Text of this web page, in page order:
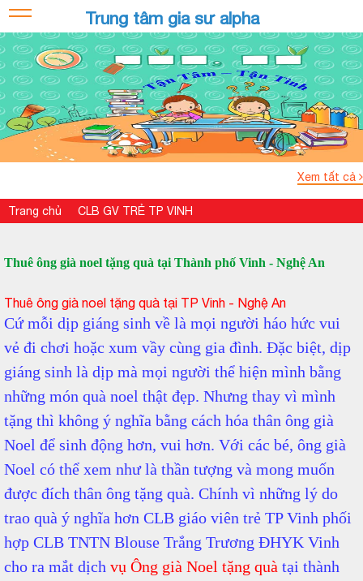
Trung tâm gia sư alpha
Xem tất cả
Trang chủ CLB GV TRẺ TP VINH
Thuê ông già noel tặng quà tại Thành phố Vinh - Nghệ An
Thuê ông già noel tặng quà tại TP Vinh - Nghệ An
Cứ mỗi dịp giáng sinh về là mọi người háo hức vui
vẻ đi chơi hoặc xum vầy cùng gia đình. Đặc biệt, dịp
giáng sinh là dịp mà mọi người thể hiện mình bằng
những món quà noel thật đẹp. Nhưng thay vì mình
tặng thì không ý nghĩa bằng cách hóa thân ông già
Noel để sinh động hơn, vui hơn. Với các bé, ông già
Noel có thể xem như là thần tượng và mong muốn
được đích thân ông tặng quà. Chính vì những lý do
trao quà ý nghĩa hơn CLB giáo viên trẻ TP Vinh phối
hợp CLB TNTN Blouse Trắng Trương ĐHYK Vinh
cho ra mắt dịch vụ Ông già Noel tặng quà tại thành